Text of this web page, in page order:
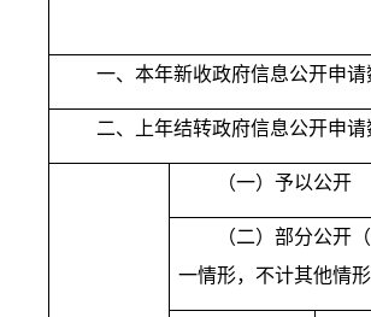
一、本年新收政府信息公开申请
二、上年结转政府信息公开申请
（一）予以公开
（二）部分公开
一情形，不计其他情形